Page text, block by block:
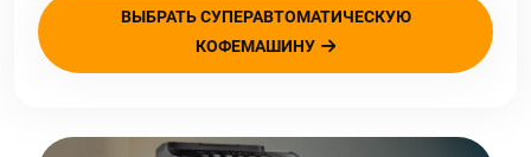
ВЫБРАТЬ СУПЕРАВТОМАТИЧЕСКУЮ
КОФЕМАШИНУ